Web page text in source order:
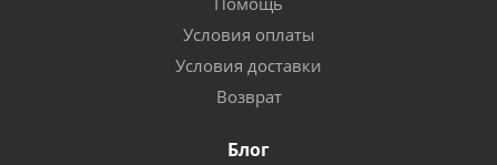
Условия оплаты
Условия доставки
Возврат
Блог